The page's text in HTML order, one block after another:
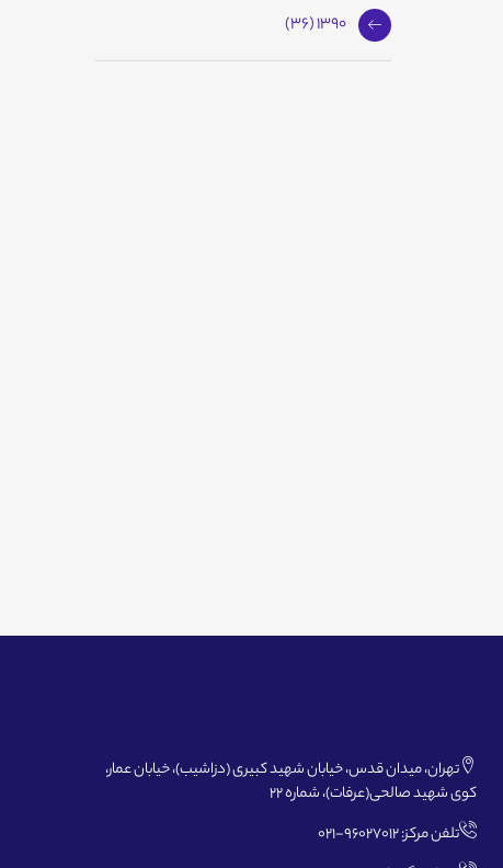
1390 (36)
تهران، میدان قدس، خیابان شهید کبیری (دزاشیب)، خیابان عمار،
کوی شهید صالحی(عرفات)، شماره 22
تلفن مرکز: 96027012-021